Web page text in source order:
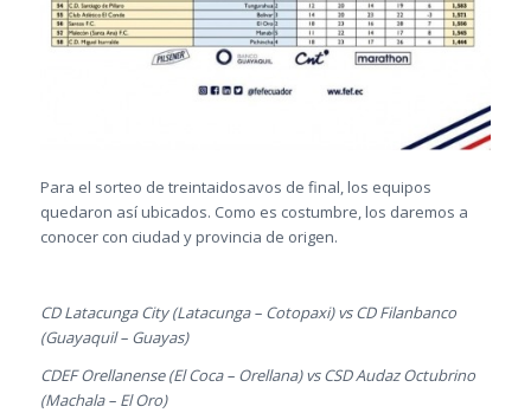
Para el sorteo de treintaidosavos de final, los equipos
quedaron así ubicados. Como es costumbre, los daremos a
conocer con ciudad y provincia de origen.
CD Latacunga City (Latacunga – Cotopaxi) vs CD Filanbanco
(Guayaquil – Guayas)
CDEF Orellanense (El Coca – Orellana) vs CSD Audaz Octubrino
(Machala – El Oro)